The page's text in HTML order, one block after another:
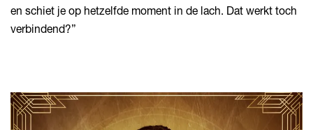
en schiet je op hetzelfde moment in de lach. Dat werkt toch
verbindend?”